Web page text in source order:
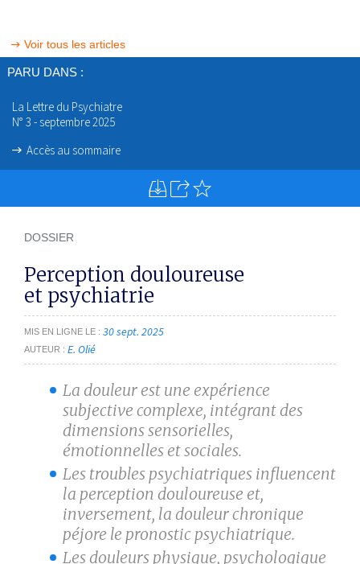
Voir tous les articles
PARU DANS :
La Lettre du Psychiatre
N° 3 - septembre 2025
Accès au sommaire
DOSSIER
Perception douloureuse
et psychiatrie
MIS EN LIGNE LE 30 sept. 2025
AUTEUR E. Olié
La douleur est une expérience
subjective complexe, intégrant des
dimensions sensorielles,
émotionnelles et sociales.
Les troubles psychiatriques influencent
la perception douloureuse et,
inversement, la douleur chronique
péjore le pronostic psychiatrique.
Les douleurs physique, psychologique